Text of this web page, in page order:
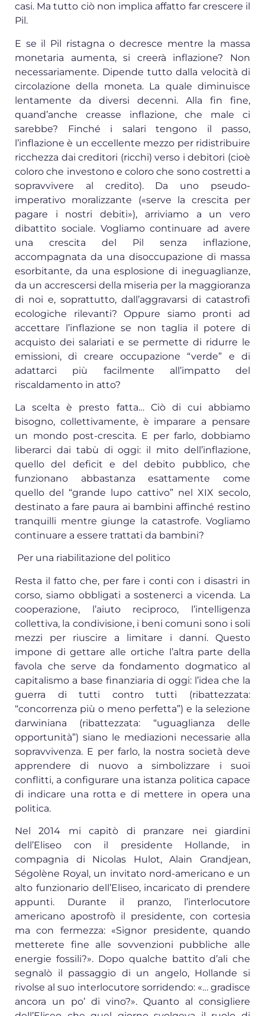
casi. Ma tutto ciò non implica affatto far crescere il
Pil.
E se il Pil ristagna o decresce mentre la massa
monetaria aumenta, si creerà inflazione? Non
necessariamente. Dipende tutto dalla velocità di
circolazione della moneta. La quale diminuisce
lentamente da diversi decenni. Alla fin fine,
quand’anche creasse inflazione, che male ci
sarebbe? Finché i salari tengono il passo,
l’inflazione è un eccellente mezzo per ridistribuire
ricchezza dai creditori (ricchi) verso i debitori (cioè
coloro che investono e coloro che sono costretti a
sopravvivere al credito). Da uno pseudo-
imperativo moralizzante («serve la crescita per
pagare i nostri debiti»), arriviamo a un vero
dibattito sociale. Vogliamo continuare ad avere
una crescita del Pil senza inflazione,
accompagnata da una disoccupazione di massa
esorbitante, da una esplosione di ineguaglianze,
da un accrescersi della miseria per la maggioranza
di noi e, soprattutto, dall’aggravarsi di catastrofi
ecologiche rilevanti? Oppure siamo pronti ad
accettare l’inflazione se non taglia il potere di
acquisto dei salariati e se permette di ridurre le
emissioni, di creare occupazione “verde” e di
adattarci più facilmente all’impatto del
riscaldamento in atto?
La scelta è presto fatta… Ciò di cui abbiamo
bisogno, collettivamente, è imparare a pensare
un mondo post-crescita. E per farlo, dobbiamo
liberarci dai tabù di oggi: il mito dell’inflazione,
quello del deficit e del debito pubblico, che
funzionano abbastanza esattamente come
quello del “grande lupo cattivo” nel XIX secolo,
destinato a fare paura ai bambini affinché restino
tranquilli mentre giunge la catastrofe. Vogliamo
continuare a essere trattati da bambini?
Per una riabilitazione del politico
Resta il fatto che, per fare i conti con i disastri in
corso, siamo obbligati a sostenerci a vicenda. La
cooperazione, l’aiuto reciproco, l’intelligenza
collettiva, la condivisione, i beni comuni sono i soli
mezzi per riuscire a limitare i danni. Questo
impone di gettare alle ortiche l’altra parte della
favola che serve da fondamento dogmatico al
capitalismo a base finanziaria di oggi: l’idea che la
guerra di tutti contro tutti (ribattezzata:
“concorrenza più o meno perfetta”) e la selezione
darwiniana (ribattezzata: “uguaglianza delle
opportunità”) siano le mediazioni necessarie alla
sopravvivenza. E per farlo, la nostra società deve
apprendere di nuovo a simbolizzare i suoi
conflitti, a configurare una istanza politica capace
di indicare una rotta e di mettere in opera una
politica.
Nel 2014 mi capitò di pranzare nei giardini
dell’Eliseo con il presidente Hollande, in
compagnia di Nicolas Hulot, Alain Grandjean,
Ségolène Royal, un invitato nord-americano e un
alto funzionario dell’Eliseo, incaricato di prendere
appunti. Durante il pranzo, l’interlocutore
americano apostrofò il presidente, con cortesia
ma con fermezza: «Signor presidente, quando
metterete fine alle sovvenzioni pubbliche alle
energie fossili?». Dopo qualche battito d’ali che
segnalò il passaggio di un angelo, Hollande si
rivolse al suo interlocutore sorridendo: «… gradisce
ancora un po’ di vino?». Quanto al consigliere